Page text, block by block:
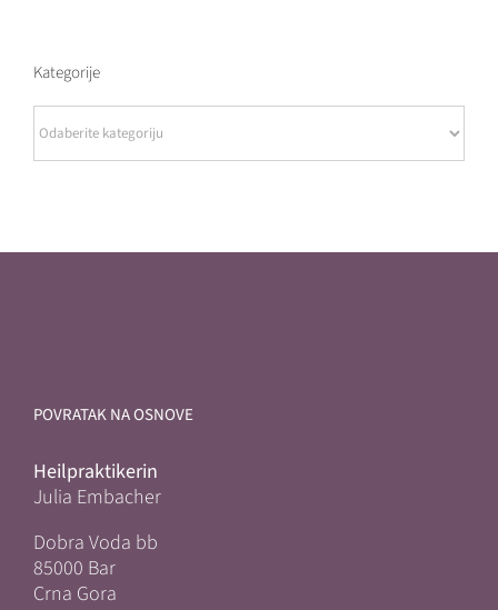
Kategorije
POVRATAK NA OSNOVE
Heilpraktikerin
Julia Embacher
Dobra Voda bb
85000 Bar
Crna Gora